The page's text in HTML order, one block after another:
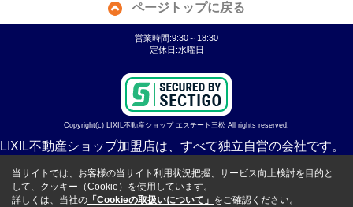
ページトップに戻る
営業時間:9:30～18:30
定休日:水曜日
Copyright(c) LIXIL不動産ショップ エステート三松 All rights reserved.
LIXIL不動産ショップ加盟店は、すべて独立自営の会社です。
当サイトでは、お客様の当サイト利用状況把握、サービス向上検討を目的と
して、クッキー（Cookie）を使用しています。
詳しくは、当社の 「Cookieの取扱いについて」 をご確認ください。